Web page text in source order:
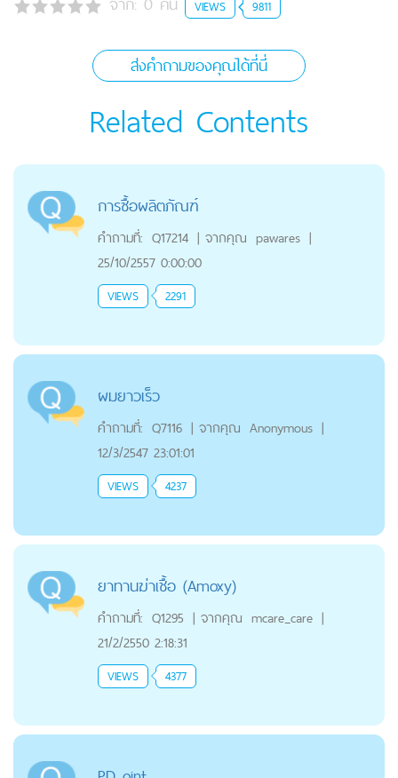
VIEWS 9811
ส่งคำถามของคุณได้ที่นี่
Related Contents
การซื้อผลิตภัณฑ์
คำถามที่: Q17214 | จากคุณ pawares |
25/10/2557 0:00:00
VIEWS 2291
ผมยาวเร็ว
คำถามที่: Q7116 | จากคุณ Anonymous |
12/3/2547 23:01:01
VIEWS 4237
ยาทานฆ่าเชื้อ (Amoxy)
คำถามที่: Q1295 | จากคุณ mcare_care |
21/2/2550 2:18:31
VIEWS 4377